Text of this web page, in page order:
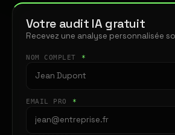
Votre audit IA gratuit
Recevez une analyse personnalisée
NOM COMPLET *
EMAIL PRO *